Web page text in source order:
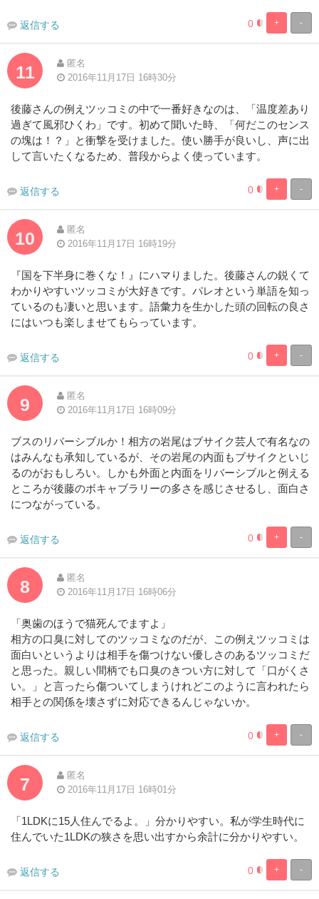
-
+
0
返信する
11
匿名
2016年11月17日 16時30分
後藤さんの例えツッコミの中で一番好きなのは、「温度差あり
過ぎて風邪ひくわ」です。初めて聞いた時、「何だこのセンス
の塊は！？」と衝撃を受けました。使い勝手が良いし、声に出
して言いたくなるため、普段からよく使っています。
-
+
0
返信する
10
匿名
2016年11月17日 16時19分
『国を下半身に巻くな！』にハマりました。後藤さんの鋭くて
わかりやすいツッコミが大好きです。パレオという単語を知っ
ているのも凄いと思います。語彙力を生かした頭の回転の良さ
にはいつも楽しませてもらっています。
-
+
0
返信する
9
匿名
2016年11月17日 16時09分
ブスのリバーシブルか！相方の岩尾はブサイク芸人で有名なの
はみんなも承知しているが、その岩尾の内面もブサイクといじ
るのがおもしろい。しかも外面と内面をリバーシブルと例える
ところが後藤のボキャブラリーの多さを感じさせるし、面白さ
につながっている。
-
+
0
返信する
8
匿名
2016年11月17日 16時06分
「奥歯のほうで猫死んでますよ」
相方の口臭に対してのツッコミなのだが、この例えツッコミは
面白いというよりは相手を傷つけない優しさのあるツッコミだ
と思った。親しい間柄でも口臭のきつい方に対して「口がくさ
い。」と言ったら傷ついてしまうけれどこのように言われたら
相手との関係を壊さずに対応できるんじゃないか。
-
+
0
返信する
7
匿名
2016年11月17日 16時01分
「1LDKに15人住んでるよ。」分かりやすい。私が学生時代に
住んでいた1LDKの狭さを思い出すから余計に分かりやすい。
-
+
0
返信する